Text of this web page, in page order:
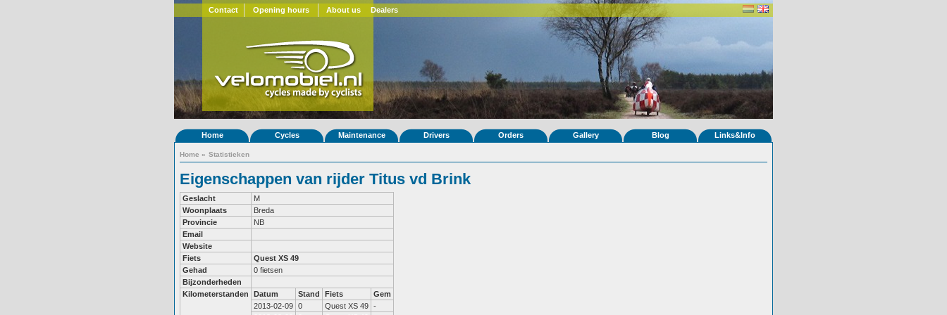
Contact Opening hours About us Dealers
Home Cycles Maintenance Drivers Orders Gallery Blog Links&Info
Home » Statistieken
Eigenschappen van rijder Titus vd Brink
Geslacht
M
Woonplaats
Breda
Provincie
NB
Email
Website
Fiets
Quest XS 49
Gehad
0 fietsen
Bijzonderheden
Kilometerstanden
Datum Stand Fiets
Gem
2013-02-09 0 Quest XS 49 -